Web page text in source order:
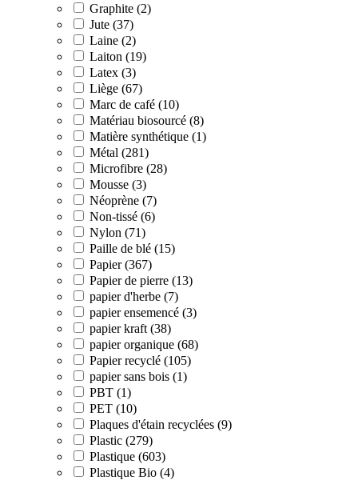
Graphite (2)
Jute (37)
Laine (2)
Laiton (19)
Latex (3)
Liège (67)
Marc de café (10)
Matériau biosourcé (8)
Matière synthétique (1)
Métal (281)
Microfibre (28)
Mousse (3)
Néoprène (7)
Non-tissé (6)
Nylon (71)
Paille de blé (15)
Papier (367)
Papier de pierre (13)
papier d'herbe (7)
papier ensemencé (3)
papier kraft (38)
papier organique (68)
Papier recyclé (105)
papier sans bois (1)
PBT (1)
PET (10)
Plaques d'étain recyclées (9)
Plastic (279)
Plastique (603)
Plastique Bio (4)